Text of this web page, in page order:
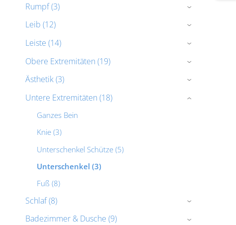
Rumpf (3)
›
Leib (12) ›
Leiste (14) ›
Obere Extremitäten (19) ›
Ästhetik (3) ›
Untere Extremitäten (18)
Ganzes Bein
Knie (3)
Unterschenkel Schütze (5)
Unterschenkel (3)
Fuß (8)
›
Schlaf (8) ›
Badezimmer & Dusche (9) ›